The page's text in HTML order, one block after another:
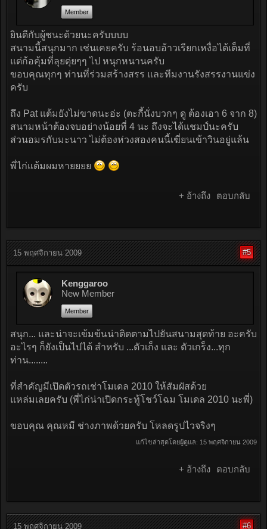
Member
ยินดีกับผู้ชนะด้วยนะครับบบบ
สนามนี้สนุกมาก เช่นเคยครับ ร้อนอบอ้าวเรียกเหงื่อได้เต็มที่
แต่ก้อคุ้มที่ลุยดุ่ยๆๆ ไป หนุกหนานครับ
ขอบคุณทุกๆ ท่านที่ร่วมสร้างสรร และทีมงานรังสรรงานแข่ง
ครับ
ถึง Pat แต้มยังไม่ขาดนะอ่ะ (ตะกี้นั่งบวกๆ ดู ต้องเอา 6 จาก 8)
สนามหน้าต้องจบอย่างน้อยที่ 4 นะ ถึงจะได้แชมป์นะครับ
ส่วนอมรกับมะนาว ไม่ต้องห่วงสองคนนี้เฆี่ยนเข้าวินอยู่แล้น
พี่ไก่แต้มผมหายยยย
+ อ้างถึง ตอบกลับ
15 พฤศจิกายน 2009 #5
Kenggaroo
New Member
Member
สนุก... และน่าจะเข้มข้นน่าติดตามไปยันสนามสุดท้าย อะครับ
อะไรๆ ก็ยังเป็นไปได้ สำหรับ ...ตัวเก็ง และ ตัวเกร็ง...ทุก
ท่าน........
ที่สำคัญมีเปิดตัวรถเช่าโมเดล 2010 ให้สัมผัสด้วย
แหล่มเลยครับ (พี่ไก่น่าเปิดกระทู้โชว์โฉม โมเดล 2010 นะพี่)
ขอบคุณ คุณหมี ช่างภาพด้วยครับ โหลดรูปไวจริงๆ
แก้ไขล่าสุดโดยผู้ดูแล: 15 พฤศจิกายน 2009
+ อ้างถึง ตอบกลับ
15 พฤศจิกายน 2009 #6